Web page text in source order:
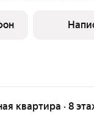
(57 м общая,
Планировка «распашонка» классическая и
квартира · 8